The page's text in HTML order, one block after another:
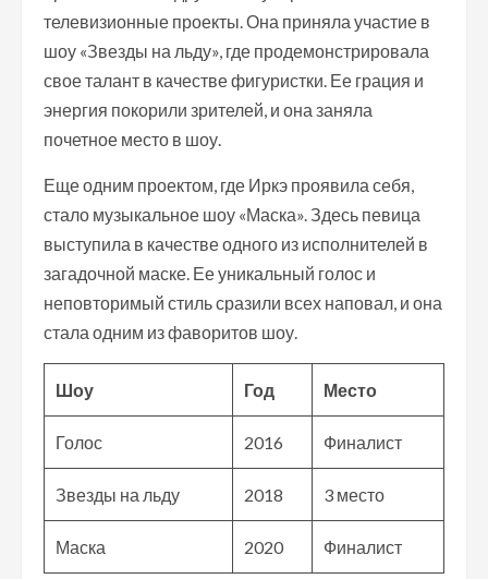
телевизионные проекты. Она приняла участие в
шоу «Звезды на льду», где продемонстрировала
свое талант в качестве фигуристки. Ее грация и
энергия покорили зрителей, и она заняла
почетное место в шоу.
Еще одним проектом, где Иркэ проявила себя,
стало музыкальное шоу «Маска». Здесь певица
выступила в качестве одного из исполнителей в
загадочной маске. Ее уникальный голос и
неповторимый стиль сразили всех наповал, и она
стала одним из фаворитов шоу.
Шоу Год Место
Голос 2016 Финалист
Звезды на льду 2018 3 место
Маска 2020 Финалист